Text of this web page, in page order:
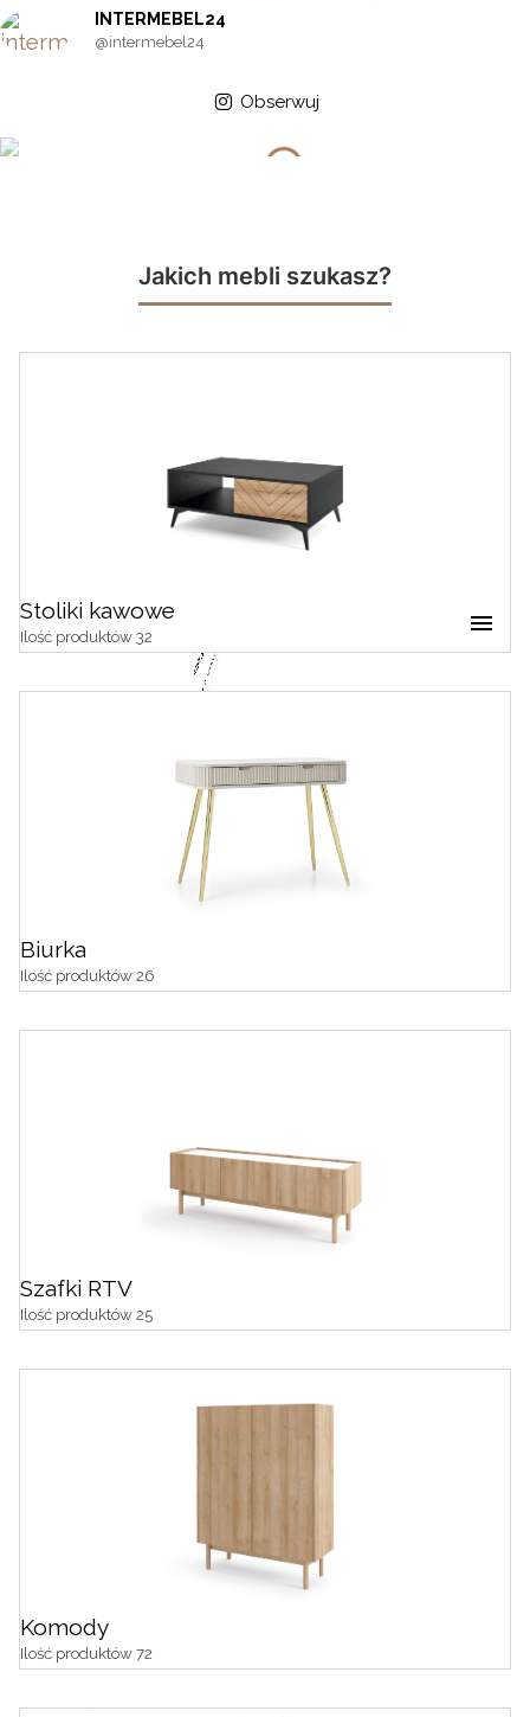
INTERMEBEL24
@intermebel24
Obserwuj
Jakich mebli szukasz?
Stoliki kawowe
Ilość produktów 32 Stoliki kawowe
Stoliki kawowe z półką
Biurka
Ilość produktów 26
Szafki RTV
Ilość produktów 25
Komody
Ilość produktów 72